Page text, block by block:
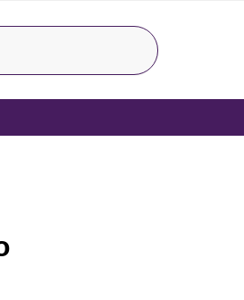
Pesquisar